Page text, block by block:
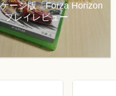
ージ版「Forza Horizon
プレイレビュー